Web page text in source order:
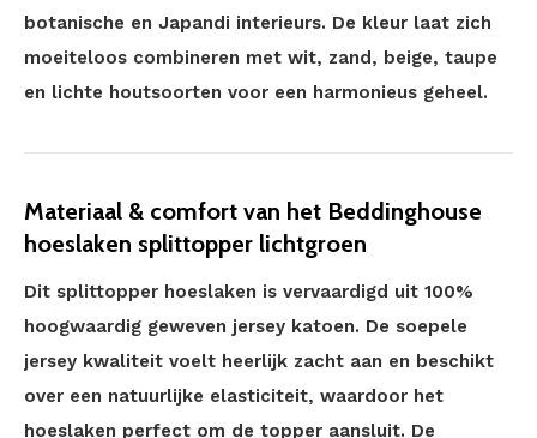
botanische en Japandi interieurs. De kleur laat zich
moeiteloos combineren met wit, zand, beige, taupe
en lichte houtsoorten voor een harmonieus geheel.
Materiaal & comfort van het Beddinghouse
hoeslaken splittopper lichtgroen
Dit splittopper hoeslaken is vervaardigd uit 100%
hoogwaardig geweven jersey katoen. De soepele
jersey kwaliteit voelt heerlijk zacht aan en beschikt
over een natuurlijke elasticiteit, waardoor het
hoeslaken perfect om de topper aansluit. De